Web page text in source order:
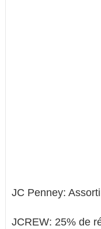
JC Penney:
JCREW: 25% de